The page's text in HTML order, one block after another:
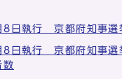
8日執行 京都府知事
日執行 京都府知事選
数